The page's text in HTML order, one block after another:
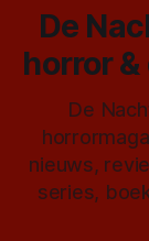
De
horror
De
nieuws,
series,